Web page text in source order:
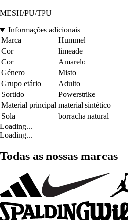
MESH/PU/TPU
Informações adicionais
Marca
Hummel
Cor
limeade
Cor
Amarelo
Género
Misto
Grupo etário
Adulto
Sortido
Powerstrike
Material principal material sintético
Sola
borracha natural
Loading...
Loading...
Todas as nossas marcas